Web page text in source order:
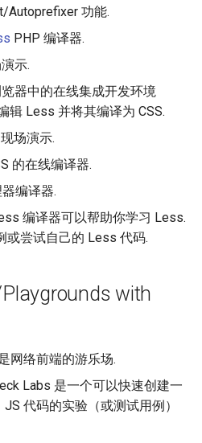
Autoprefixer 功能.
PHP 编译器.
示.
器中的在线集成开发环境
辑 Less 并将其编译为 CSS.
现场演示.
的在线编译器.
编译器.
编译器可以帮助你学习 Less.
或尝试自己的 Less 代码.
with
网络前端的游乐场.
Labs 是一个可以快速创建一
代码的实验（或测试用例）